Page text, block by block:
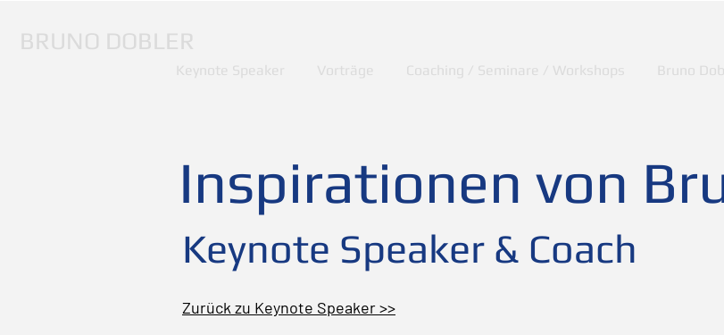
BRUNO DOBLER
Keynote Speaker Vorträge Coaching / Seminare / Workshops Bruno
Inspirationen von
Keynote Speaker & Coach
Zurück zu Keynote Speaker >>